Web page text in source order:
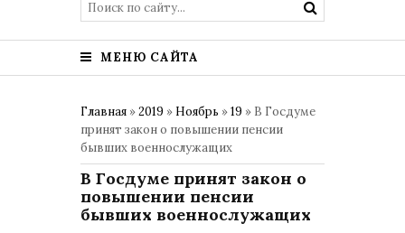
МЕНЮ САЙТА
Главная »2019 » Ноябрь »19 » В Госдуме
принят закон о повышении пенсии
бывших военнослужащих
В Госдуме принят закон о
повышении пенсии
бывших военнослужащих